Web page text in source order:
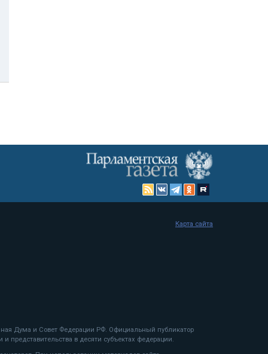
Дума и Совет Федерации РФ. Официальный публикатор
представительства в десяти субъектах федерации.
Карта сайта